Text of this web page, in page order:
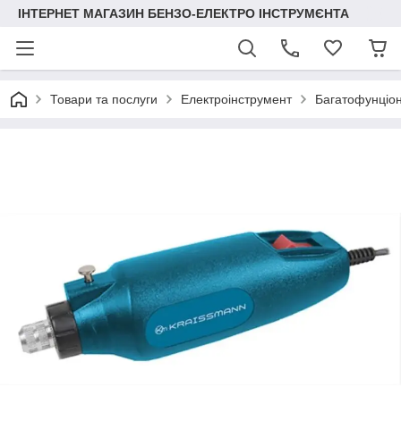
ІНТЕРНЕТ МАГАЗИН БЕНЗО-ЕЛЕКТРО ІНСТРУМЄНТА
Товари та послуги Електроінструмент